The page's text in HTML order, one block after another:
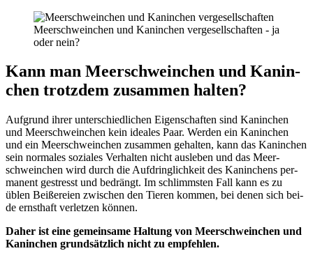
Meer­schwein­chen und Kanin­chen ver­ge­sell­schaf­ten - ja
oder nein?
Kann man Meer­schwein­chen und Kanin­
chen trotz­dem zusam­men hal­ten?
Auf­grund ihrer unter­schied­li­chen Eigen­schaf­ten sind Kanin­chen
und Meer­schwein­chen kein idea­les Paar. Wer­den ein Kanin­chen
und ein Meer­schwein­chen zusam­men gehal­ten, kann das Kanin­chen
sein nor­ma­les sozia­les Ver­hal­ten nicht aus­le­ben und das Meer­
schwein­chen wird durch die Auf­dring­lich­keit des Kanin­chens per­
ma­nent gestresst und bedrängt. Im schlimms­ten Fall kann es zu
üblen Bei­ße­rei­en zwi­schen den Tie­ren kom­men, bei denen sich bei­
de ernst­haft ver­let­zen kön­nen.
Daher ist eine gemein­sa­me Hal­tung von Meer­schwein­chen und
Kanin­chen grund­sätz­lich nicht zu emp­feh­len.